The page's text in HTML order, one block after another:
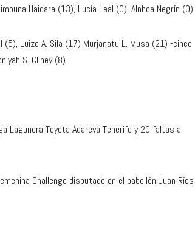
Haidara (13), Lucía Leal (0), AInhoa Negrín (0).
(5), Luize A. Sila (17) Murjanatu L. Musa (21) -cinco
S. Cliney (8)
Lagunera Toyota Adareva Tenerife y 20 faltas a
Challenge disputado en el pabellón Juan Ríos